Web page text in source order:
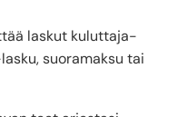
laskut kuluttaja-
suoramaksu tai